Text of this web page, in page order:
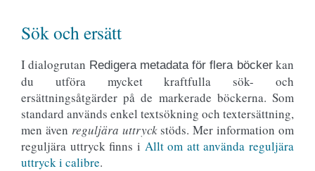
Sök och ersätt
I dialogrutan Redigera metadata för flera böckerkan
du utföra mycket kraftfulla sök- och
ersättningsåtgärder på de markerade böckerna. Som
standard används enkel textsökning och textersättning,
men även reguljära uttryckstöds. Mer information om
reguljära uttryck finns i Allt om att använda reguljära
uttryck i calibre.